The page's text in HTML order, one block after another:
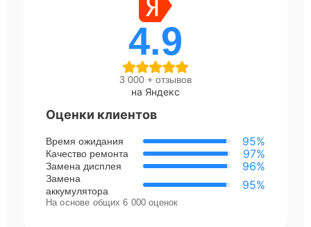
4.9
3 000 + отзывов
на Яндекс
Оценки клиентов
Время ожидания 95%
Качество ремонта 97%
Замена дисплея 96%
Замена
аккумулятора
95%
На основе общих 6 000 оценок